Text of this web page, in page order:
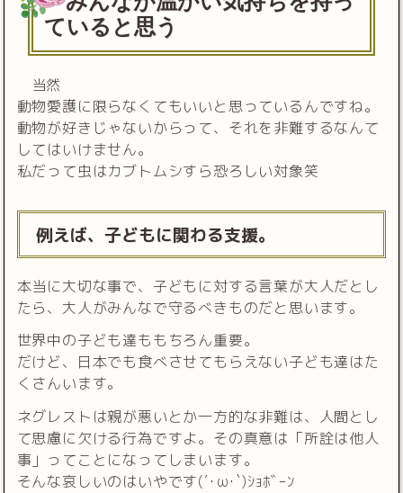
ていると思う
当然
動物愛護に限らなくてもいいと思っているんですね。
動物が好きじゃないからって、それを非難するなんて
してはいけません。
私だって虫はカブトムシすら恐ろしい対象笑
例えば、子どもに関わる支援。
本当に大切な事で、子どもに対する言葉が大人だとし
たら、大人がみんなで守るべきものだと思います。
世界中の子ども達ももちろん重要。
だけど、日本でも食べさせてもらえない子ども達はた
くさんいます。
ネグレストは親が悪いとか一方的な非難は、人間とし
て思慮に欠ける行為ですよ。その真意は「所詮は他人
事」ってことになってしまいます。
そんな哀しいのはいやです(´･ω･`)ｼｮﾎﾞｰﾝ